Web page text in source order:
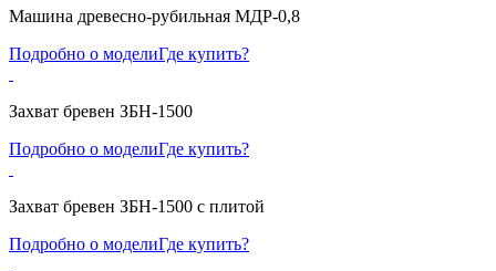
Машина древесно-рубильная МДР-0,8
Подробно о моделиГде купить?
Захват бревен ЗБН-1500
Подробно о моделиГде купить?
Захват бревен ЗБН-1500 с плитой
Подробно о моделиГде купить?